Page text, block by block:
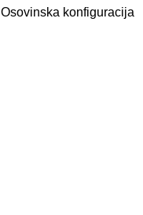
Osovinska konfiguracija